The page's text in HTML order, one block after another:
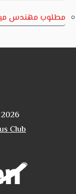
مطلوب مهندس
Club